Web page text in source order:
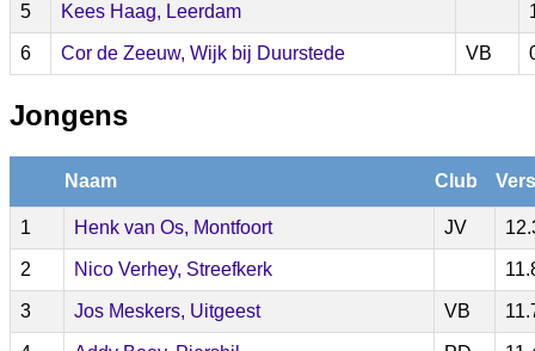
5 Kees Haag, Leerdam
6 Cor de Zeeuw, Wijk bij Duurstede VB
Jongens
Naam Club
1 Henk van Os, Montfoort JV
2 Nico Verhey, Streefkerk
3 Jos Meskers, Uitgeest VB